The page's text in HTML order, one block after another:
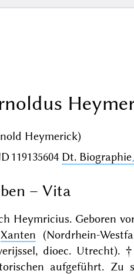
Heymerick)
119135604 Dt. Biographie
– Vita
Heymricius. Geboren
Xanten (Nordrhein-
dioec. Utrecht).
aufgeführt. Zu